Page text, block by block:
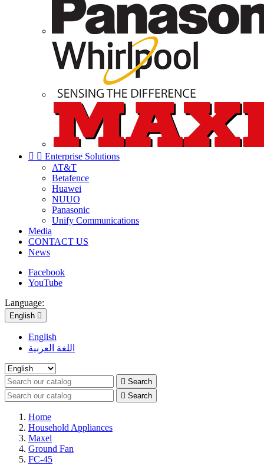
  Enterprise Solutions
AT&T
Betafence
Huawei
NUUO
Panasonic
Unify Communications
Media
CONTACT US
News
Facebook
YouTube
Language:
English 
English
اللغة العربية
 Search
 Search
Home
Household Appliances
Maxel
Ground Fan
FC-45